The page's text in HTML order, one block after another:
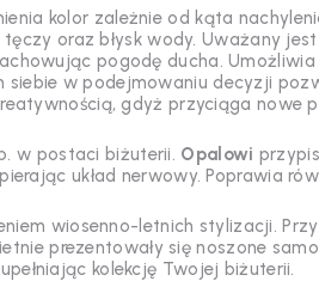
kolor zależnie od kąta
tęczy oraz błysk wody.Uważany
pogodę ducha.
siebie w podejmowaniu decyzji
gdyż przyciąga nowe
w postaci biżuterii. Opalowi
układ nerwowy. Poprawia
wiosenno-letnich stylizacji.
prezentowały się noszone
kolekcję Twojej biżuterii.